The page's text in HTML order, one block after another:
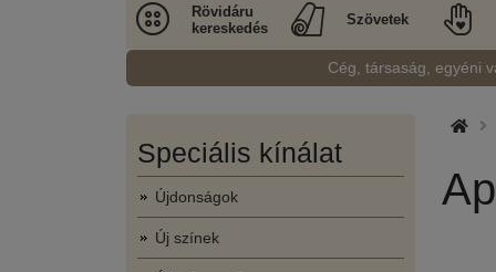
Rövidáru
kereskedés
Szövetek
Cég, társaság, egyéni
Speciális kínálat
Újdonságok
Új színek